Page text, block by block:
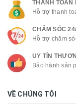
THANH TOÁN
Hỗ trợ thanh
CHĂM SÓC
Hỗ trợ chăm
UY TÍN
Bảo hành sản
VỀ CHÚNG TÔI